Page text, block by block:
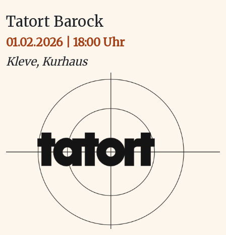
Tatort Barock
01.02.2026 | 18:00 Uhr
Kleve, Kurhaus